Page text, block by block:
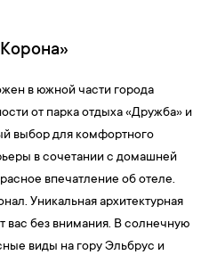
в южной части города
от парка отдыха «Дружба» и
выбор для комфортного
в сочетании с домашней
впечатление об отеле.
Уникальная архитектурная
вас без внимания. В солнечную
виды на гору Эльбрус и